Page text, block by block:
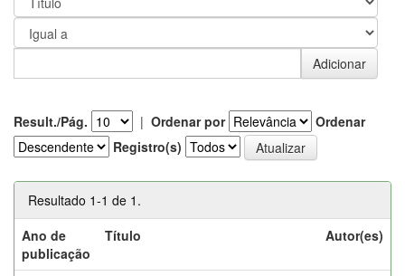
Result./Pág. | Ordenar por
Ordenar
Registro(s)
Resultado 1-1 de 1.
Ano de
publicação
Título Autor(es)